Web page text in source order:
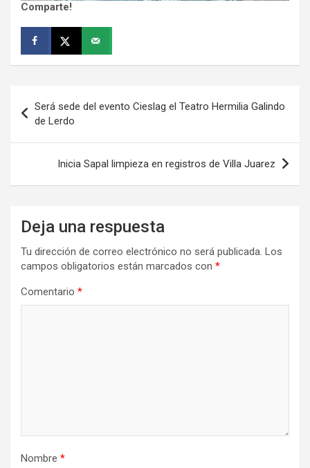
Comparte!
de
entradas
Será sede del evento Cieslag el Teatro Hermilia Galindo
de Lerdo
Inicia Sapal limpieza en registros de Villa Juarez
Deja una respuesta
Tu dirección de correo electrónico no será publicada. Los
campos obligatorios están marcados con *
Comentario *
Nombre *